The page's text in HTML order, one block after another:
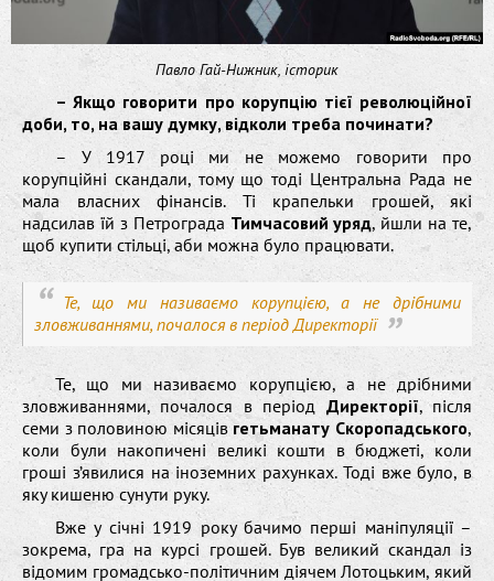
Павло Гай-Нижник, історик
– Якщо говорити про корупцію тієї революційної
доби, то, на вашу думку, відколи треба починати?
– У 1917 році ми не можемо говорити про
корупційні скандали, тому що тоді Центральна Рада не
мала власних фінансів. Ті крапельки грошей, які
надсилав їй з Петрограда Тимчасовий уряд, йшли на те,
щоб купити стільці, аби можна було працювати.
Те, що ми називаємо корупцією, а не дрібними
зловживаннями, почалося в період Директорії
Те, що ми називаємо корупцією, а не дрібними
зловживаннями, почалося в період Директорії, після
семи з половиною місяців гетьманату Скоропадського,
коли були накопичені великі кошти в бюджеті, коли
гроші з’явилися на іноземних рахунках. Тоді вже було, в
яку кишеню сунути руку.
Вже у січні 1919 року бачимо перші маніпуляції –
зокрема, гра на курсі грошей. Був великий скандал із
відомим громадсько-політичним діячем Лотоцьким, який